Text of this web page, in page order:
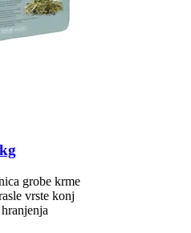
grobe krme
vrste konj